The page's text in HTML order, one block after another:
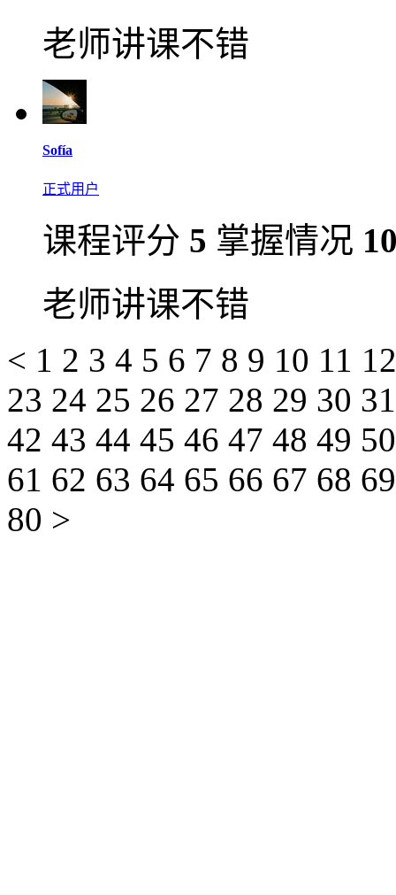
老师讲课不错
​Sofía​
正式用户
课程评分 5 掌握情况
老师讲课不错
< 1 2 3 4 5 6 7 8 9 10 11
23 24 25 26 27 28 29 30
42 43 44 45 46 47 48 49
61 62 63 64 65 66 67 68
80 >